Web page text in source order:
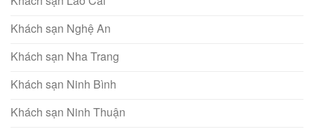
Khách sạn Nghệ An
Khách sạn Nha Trang
Khách sạn Ninh Bình
Khách sạn Ninh Thuận